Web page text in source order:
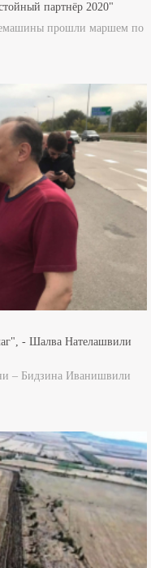
партнёр 2020"
прошли маршем по
- Шалва Нателашвили
– Бидзина Иванишвили